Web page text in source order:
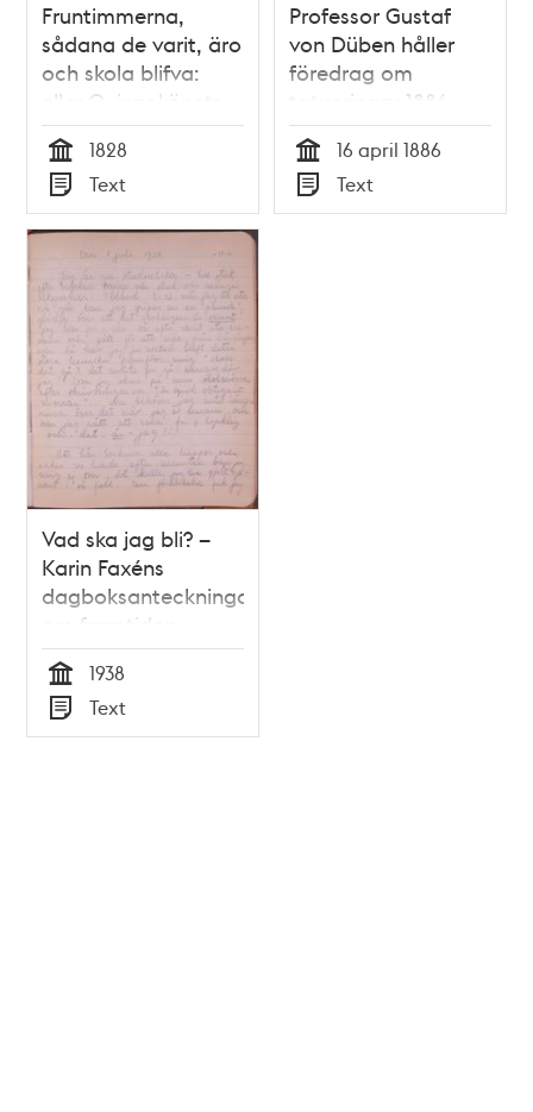
Fruntimmerna,
sådana de varit, äro
och skola blifva:
eller Qvinnokönets
Böjelser, Vanor,
Seder och
Passioner; för
Giftaslystna och
Giftasfiender, för
Ynglingar, Männer
och Gubbar; med
Anmärkningar,
Exempel och
Tillämpningar
försedd af en
erfaren
Fruntimmerskännare.
Tid
1828
Typ
Text
Professor Gustaf
von Düben håller
föredrag om
tatueringar 1886
Tid
16 april 1886
Typ
Text
Vad ska jag bli? –
Karin Faxéns
dagboksanteckningar
om framtiden
Tid
1938
Typ
Text